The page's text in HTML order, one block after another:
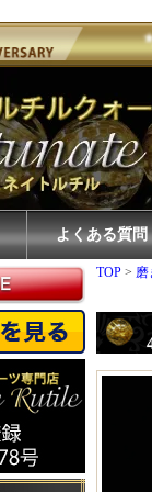
よくある質問
TOP > 磨